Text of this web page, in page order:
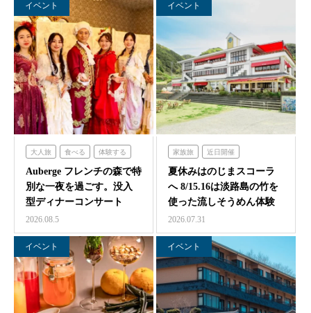
イベント
大人旅 食べる 体験する
泊まる フレンチの森
Auberge フレンチの森で特
別な一夜を過ごす。没入
型ディナーコンサート
『サロン・ド・モ…
2026.08.5
イベント
家族旅 近日開催
のじまスコーラ
夏休みはのじまスコーラ
へ 8/15.16は淡路島の竹を
使った流しそうめん体験
2026.07.31
イベント イベント